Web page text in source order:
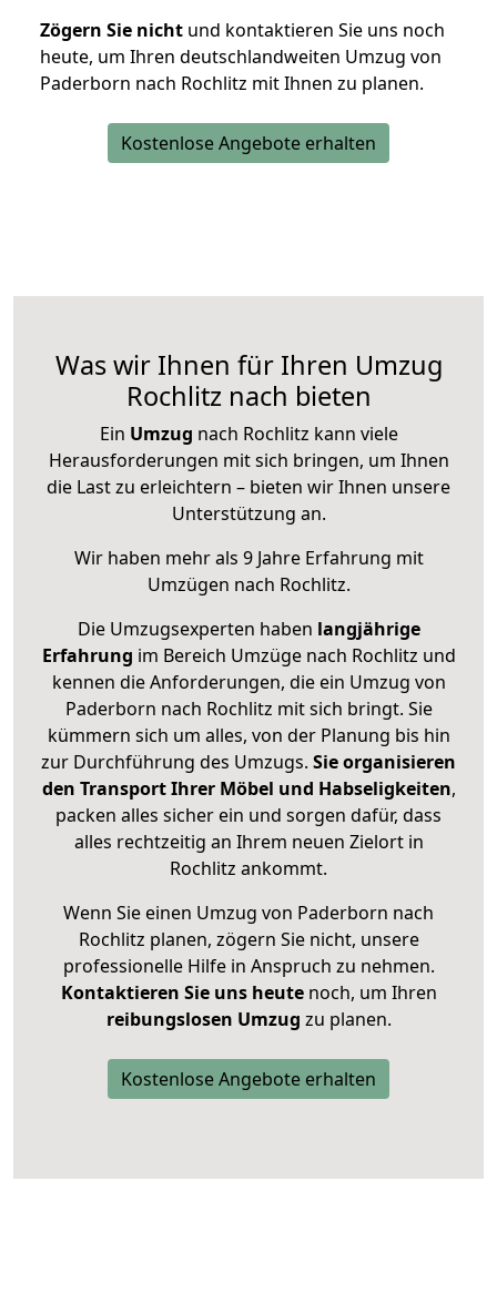
Zögern Sie nicht und kontaktieren Sie uns noch
heute, um Ihren deutschlandweiten Umzug von
Paderborn nach Rochlitz mit Ihnen zu planen.
Kostenlose Angebote erhalten
Was wir Ihnen für Ihren Umzug
Rochlitz nach bieten
Ein Umzug nach Rochlitz kann viele
Herausforderungen mit sich bringen, um Ihnen
die Last zu erleichtern – bieten wir Ihnen unsere
Unterstützung an.
Wir haben mehr als 9 Jahre Erfahrung mit
Umzügen nach Rochlitz.
Die Umzugsexperten haben langjährige
Erfahrung im Bereich Umzüge nach Rochlitz und
kennen die Anforderungen, die ein Umzug von
Paderborn nach Rochlitz mit sich bringt. Sie
kümmern sich um alles, von der Planung bis hin
zur Durchführung des Umzugs. Sie organisieren
den Transport Ihrer Möbel und Habseligkeiten,
packen alles sicher ein und sorgen dafür, dass
alles rechtzeitig an Ihrem neuen Zielort in
Rochlitz ankommt.
Wenn Sie einen Umzug von Paderborn nach
Rochlitz planen, zögern Sie nicht, unsere
professionelle Hilfe in Anspruch zu nehmen.
Kontaktieren Sie uns heutenoch, um Ihren
reibungslosen Umzug zu planen.
Kostenlose Angebote erhalten